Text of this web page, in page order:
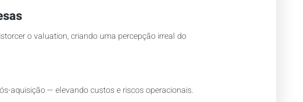
o valuation, criando uma percepção irreal do
aquisição — elevando custos e riscos operacionais.